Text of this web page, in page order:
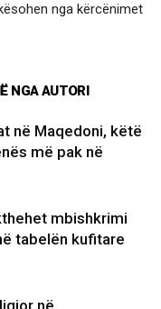
nga kërcënimet
NGA AUTORI
në Maqedoni, këtë
më pak në
mbishkrimi
tabelën kufitare